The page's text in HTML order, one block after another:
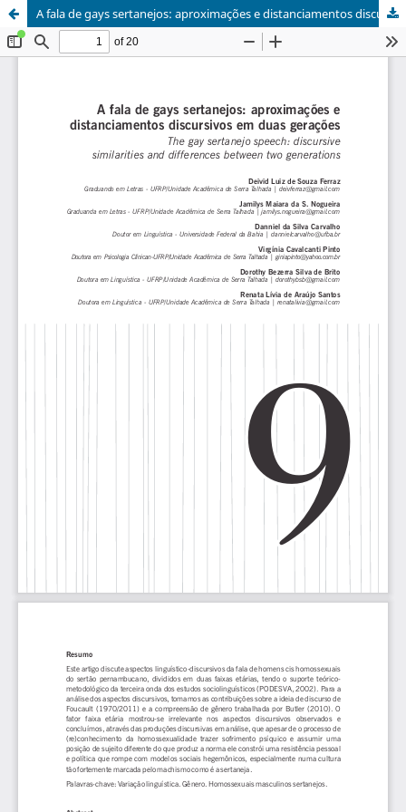
A fala de gays sertanejos: aproximações e distanciamentos discursivos em duas gerações